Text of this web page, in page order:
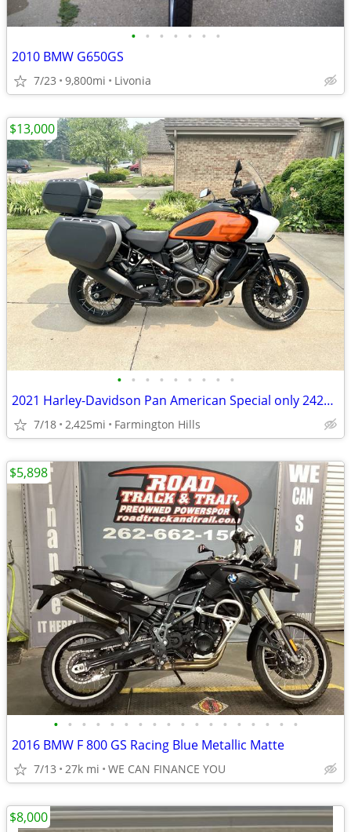
• • • • • • •
2010 BMW G650GS
7/23 9,800mi Livonia
• • • • • • • • •
2021 Harley-Davidson Pan American Special only 2425 Miles
7/18 2,425mi Farmington Hills
$13,000
• • • • • • • • • • • • • • • • • •
2016 BMW F 800 GS Racing Blue Metallic Matte
7/13 27k mi WE CAN FINANCE YOU
$5,898
$8,000